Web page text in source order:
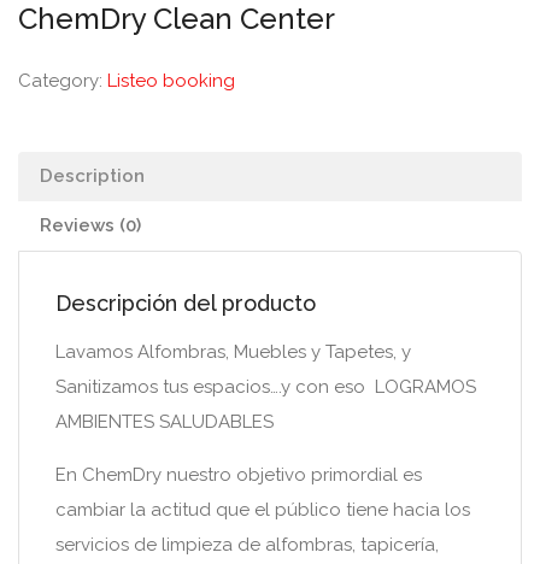
ChemDry Clean Center
Category: Listeo booking
Description
Reviews (0)
Descripción del producto
Lavamos Alfombras, Muebles y Tapetes, y
Sanitizamos tus espacios….y con eso LOGRAMOS
AMBIENTES SALUDABLES
En ChemDry nuestro objetivo primordial es
cambiar la actitud que el público tiene hacia los
servicios de limpieza de alfombras, tapicería,